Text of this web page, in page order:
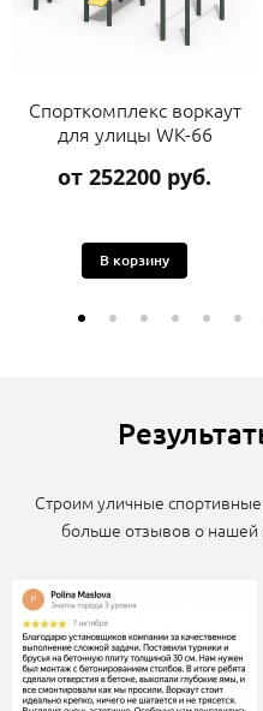
Спорткомплекс воркаут
для улицы WK-66
от 252200 руб.
В корзину
Строим уличные
больше отзывов о нашей